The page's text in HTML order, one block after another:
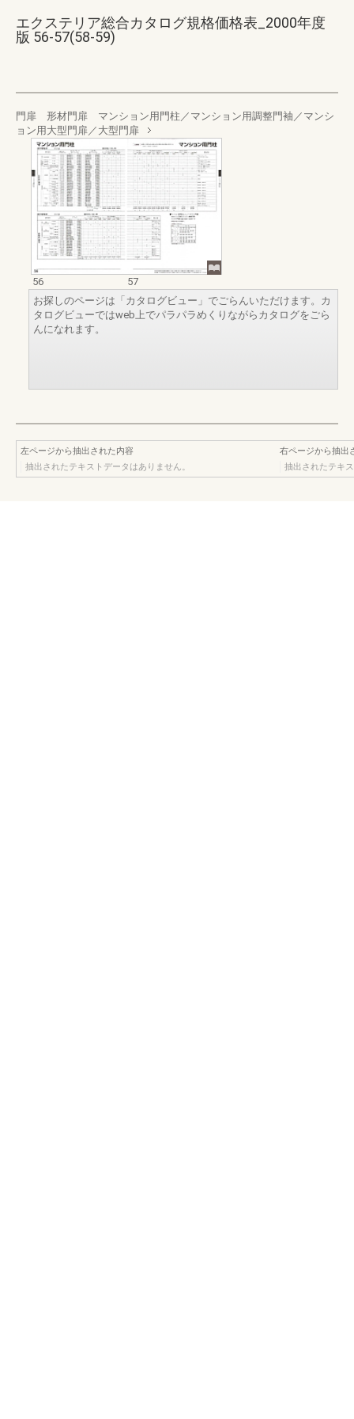
エクステリア総合カタログ規格価格表_2000年度
版 56-57(58-59)
門扉 形材門扉 マンション用門柱／マンション用調整門袖／マンシ
ョン用大型門扉／大型門扉
56
57
お探しのページは「カタログビュー」でごらんいただけます。カ
タログビューではweb上でパラパラめくりながらカタログをごら
んになれます。
左ページから抽出された内容
抽出されたテキストデータはありません。
右ページから抽出
抽出されたテキ